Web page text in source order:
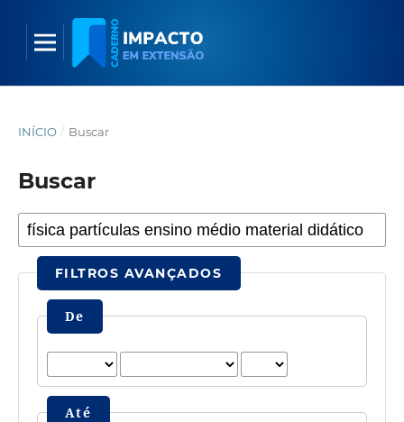
INÍCIO / Buscar
Buscar
FILTROS AVANÇADOS
De
Até